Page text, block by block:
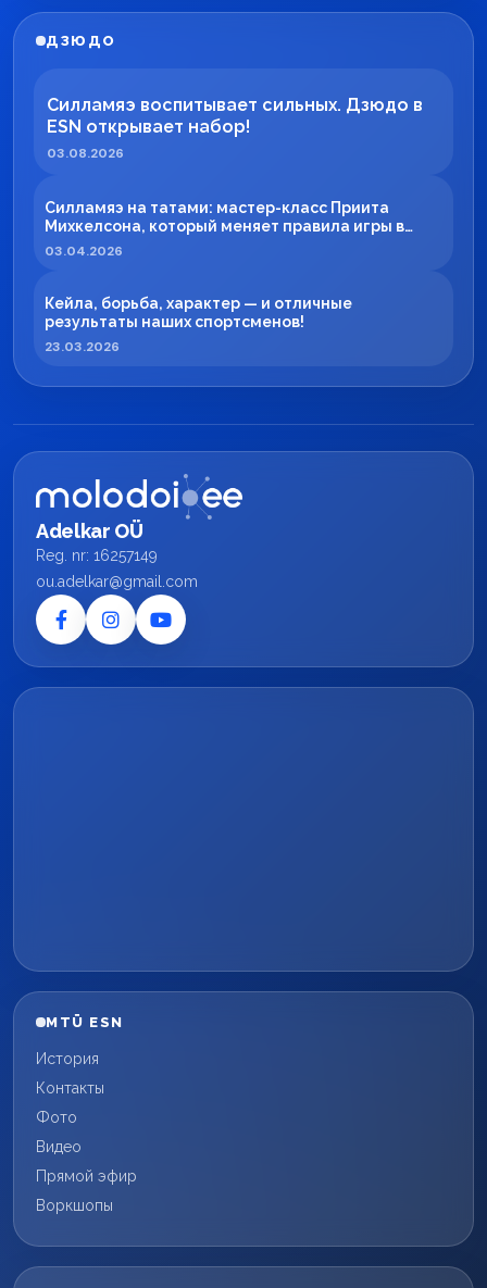
ДЗЮДО
Силламяэ воспитывает сильных. Дзюдо в
ESN открывает набор!
03.08.2026
Силламяэ на татами: мастер-класс Приита
Михкелсона, который меняет правила игры в
регионе
03.04.2026
Кейла, борьба, характер — и отличные
результаты наших спортсменов!
23.03.2026
Adelkar OÜ
Reg. nr: 16257149
ou.adelkar@gmail.com
MTÜ ESN
История
Контакты
Фото
Видео
Прямой эфир
Воркшопы